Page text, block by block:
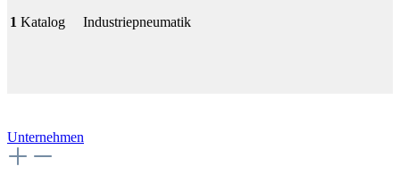
1 Katalog Industriepneumatik
Unternehmen